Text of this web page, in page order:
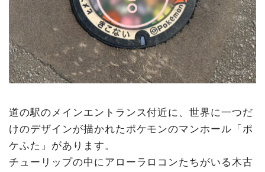
道の駅のメインエントランス付近に、世界に一つだ
けのデザインが描かれたポケモンのマンホール「ポ
ケふた」があります。
チューリップの中にアローラロコンたちがいる木古